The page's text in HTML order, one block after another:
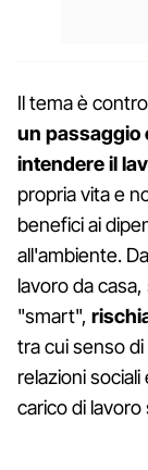
Il tema è
un passaggio
intendere il
propria vita e
benefici ai
all'ambiente.
lavoro da
"smart",
tra cui senso
relazioni
carico di lavoro